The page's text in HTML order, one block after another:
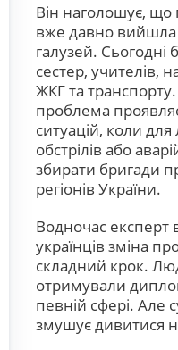
Він наголошує, що
вже давно вийшла
галузей. Сьогодні
сестер, учителів,
ЖКГ та
проблема
ситуацій, коли для
обстрілів або
збирати бригади
регіонів України.
Водночас експерт
українців зміна
складний крок.
отримували
певній сфері. Але
змушує дивитися